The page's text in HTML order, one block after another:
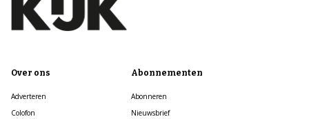
Over ons
Adverteren
Colofon
Abonnementen
Abonneren
Nieuwsbrief